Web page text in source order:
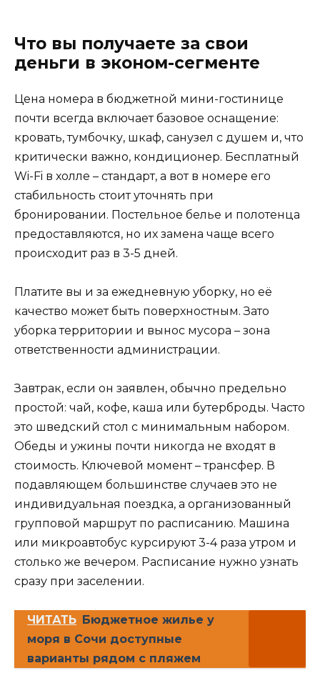
Что вы получаете за свои
деньги в эконом-сегменте
Цена номера в бюджетной мини-гостинице
почти всегда включает базовое оснащение:
кровать, тумбочку, шкаф, санузел с душем и, что
критически важно, кондиционер. Бесплатный
Wi-Fi в холле – стандарт, а вот в номере его
стабильность стоит уточнять при
бронировании. Постельное белье и полотенца
предоставляются, но их замена чаще всего
происходит раз в 3-5 дней.
Платите вы и за ежедневную уборку, но её
качество может быть поверхностным. Зато
уборка территории и вынос мусора – зона
ответственности администрации.
Завтрак, если он заявлен, обычно предельно
простой: чай, кофе, каша или бутерброды. Часто
это шведский стол с минимальным набором.
Обеды и ужины почти никогда не входят в
стоимость. Ключевой момент – трансфер. В
подавляющем большинстве случаев это не
индивидуальная поездка, а организованный
групповой маршрут по расписанию. Машина
или микроавтобус курсируют 3-4 раза утром и
столько же вечером. Расписание нужно узнать
сразу при заселении.
ЧИТАТЬ Бюджетное жилье у
моря в Сочи доступные
варианты рядом с пляжем